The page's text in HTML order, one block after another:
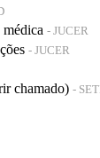
- JUCER
- JUCER
chamado) -